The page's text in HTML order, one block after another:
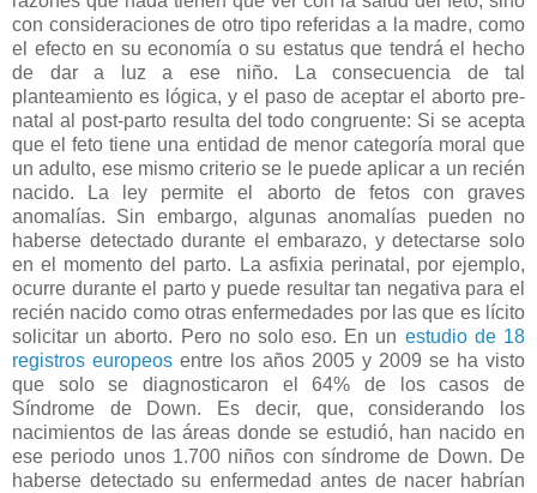
con consideraciones de otro tipo referidas a la madre, como
el efecto en su economía o su estatus que tendrá el hecho
de dar a luz a ese niño. La consecuencia de tal
planteamiento es lógica, y el paso de aceptar el aborto pre-
natal al post-parto resulta del todo congruente: Si se acepta
que el feto tiene una entidad de menor categoría moral que
un adulto, ese mismo criterio se le puede aplicar a un recién
nacido. La ley permite el aborto de fetos con graves
anomalías. Sin embargo, algunas anomalías pueden no
haberse detectado durante el embarazo, y detectarse solo
en el momento del parto. La asfixia perinatal, por ejemplo,
ocurre durante el parto y puede resultar tan negativa para el
recién nacido como otras enfermedades por las que es lícito
solicitar un aborto. Pero no solo eso. En un estudio de 18
registros europeos entre los años 2005 y 2009 se ha visto
que solo se diagnosticaron el 64% de los casos de
Síndrome de Down. Es decir, que, considerando los
nacimientos de las áreas donde se estudió, han nacido en
ese periodo unos 1.700 niños con síndrome de Down. De
haberse detectado su enfermedad antes de nacer habrían